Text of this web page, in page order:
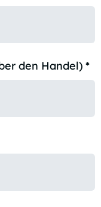
den Handel) *